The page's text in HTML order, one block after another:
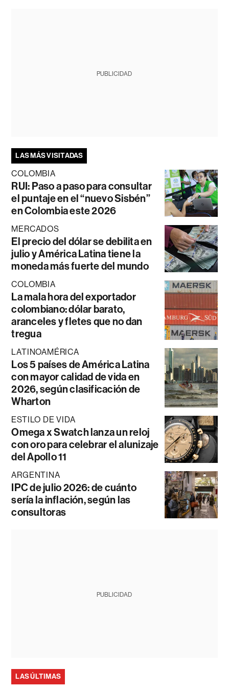
PUBLICIDAD
LAS MÁS VISITADAS
COLOMBIA
RUI: Paso a paso para consultar
el puntaje en el “nuevo Sisbén”
en Colombia este 2026
MERCADOS
El precio del dólar se debilita en
julio y América Latina tiene la
moneda más fuerte del mundo
COLOMBIA
La mala hora del exportador
colombiano: dólar barato,
aranceles y fletes que no dan
tregua
LATINOAMÉRICA
Los 5 países de América Latina
con mayor calidad de vida en
2026, según clasificación de
Wharton
ESTILO DE VIDA
Omega x Swatch lanza un reloj
con oro para celebrar el alunizaje
del Apollo 11
ARGENTINA
IPC de julio 2026: de cuánto
sería la inflación, según las
consultoras
PUBLICIDAD
LAS ÚLTIMAS